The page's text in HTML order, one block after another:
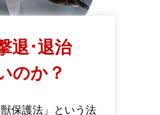
退･退治
のか？
保護法」という法